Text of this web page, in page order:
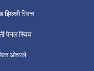
झिल्ली स्विच
पैनल स्विच
ओवरले